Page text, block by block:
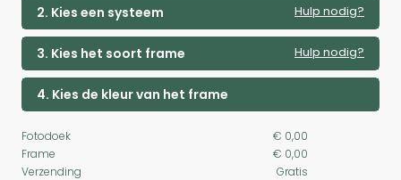
2. Kies een systeem Hulp nodig?
3. Kies het soort frame Hulp nodig?
4. Kies de kleur van het frame
Fotodoek
€ 0,00
Frame
€ 0,00
Verzending
Gratis